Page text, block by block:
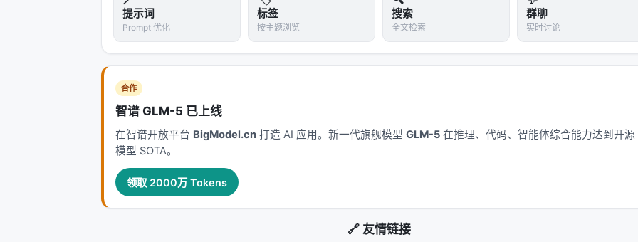
提示词
Prompt 优化
标签
按主题浏览
搜索
全文检索
群聊
实时讨论
合作
智谱 GLM-5 已上线
在智谱开放平台 BigModel.cn 打造 AI 应用。新一代旗舰模型 GLM-5 在推理、代码、智能体综合能力达到开源
模型 SOTA。
领取 2000万 Tokens
🔗 友情链接